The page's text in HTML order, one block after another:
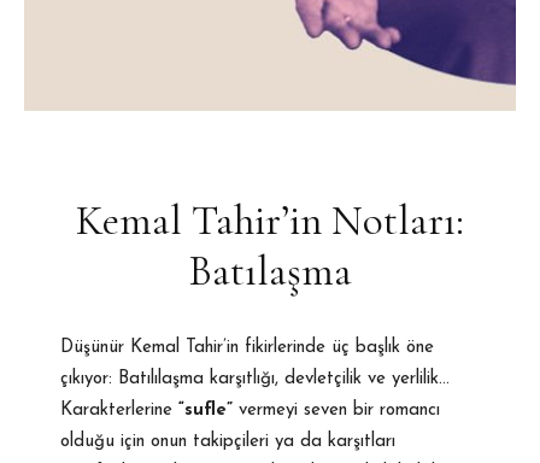
Kemal Tahir’in Notları:
Batılaşma
Düşünür Kemal Tahir’in fikirlerinde üç başlık öne
çıkıyor: Batılılaşma karşıtlığı, devletçilik ve yerlilik…
Karakterlerine
“sufle” vermeyi seven bir romancı
olduğu için onun takipçileri ya da karşıtları